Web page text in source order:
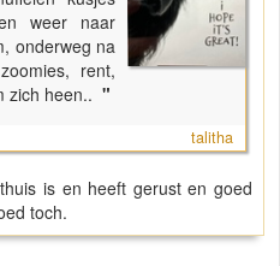
weer naar
onderweg na
rent,
zich heen.. "
talitha
is en heeft gerust en goed
toch.